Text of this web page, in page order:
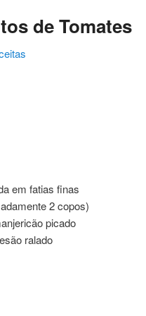
de Tomates
em fatias finas
2 copos)
picado
ralado